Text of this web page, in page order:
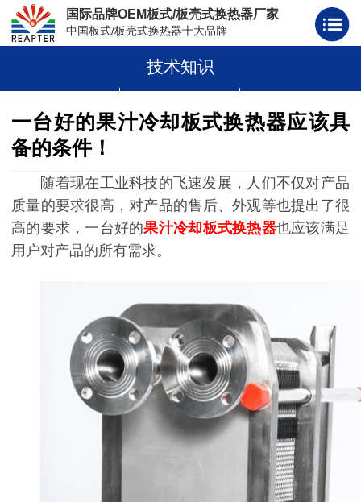
国际品牌OEM板式/板壳式换热器厂家
中国板式/板壳式换热器十大品牌
板壳式换热器
技术知识
一台好的果汁冷却板式换热器应该具
备的条件！
随着现在工业科技的飞速发展，人们不仅对产品
质量的要求很高，对产品的售后、外观等也提出了很
高的要求，一台好的果汁冷却板式换热器也应该满足
用户对产品的所有需求。